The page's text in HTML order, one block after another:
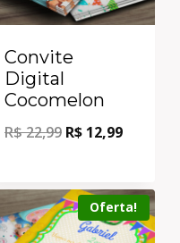
Convite
Digital
Cocomelon
R$22,99 R$ 12,99
Oferta!